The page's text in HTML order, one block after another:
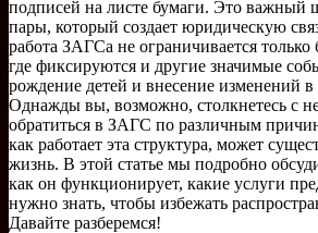
подписей на листе бумаги. Это важный
пары, который создает юридическую
работа ЗАГСа не ограничивается
где фиксируются и другие значимые
рождение детей и внесение изменений в
Однажды вы, возможно, столкнетесь с
обратиться в ЗАГС по различным
как работает эта структура, может
жизнь. В этой статье мы подробно
как он функционирует, какие услуги
нужно знать, чтобы избежать
Давайте разберемся!